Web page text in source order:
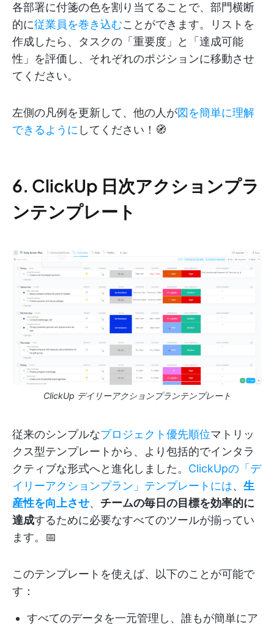
各部署に付箋の色を割り当てることで、部門横断
的に従業員を巻き込むことができます。リストを
作成したら、タスクの「重要度」と「達成可能
性」を評価し、それぞれのポジションに移動させ
てください。
左側の凡例を更新して、他の人が図を簡単に理解
できるように してください！🧭
6. ClickUp 日次アクションプラ
ンテンプレート
ClickUp デイリーアクションプランテンプレート
従来のシンプルなプロジェクト優先順位マトリッ
クス型テンプレートから、より包括的でインタラ
クティブな形式へと進化しました。 ClickUpの「デ
イリーアクションプラン」テンプレートには、 生
産性を向上させ、 チームの毎日の目標を効率的に
達成するために必要なすべてのツールが揃ってい
ます。📅
このテンプレートを使えば、以下のことが可能で
す：
すべてのデータを一元管理し、誰もが簡単にア